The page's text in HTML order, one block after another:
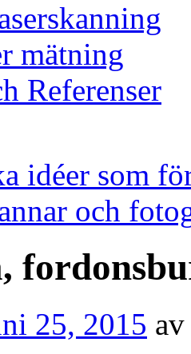
mätning
Referenser
idéer som
och
25, 2015 av